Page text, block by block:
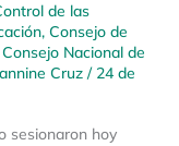
de las
, Consejo de
Consejo Nacional de
Cruz / 24 de
sesionaron hoy